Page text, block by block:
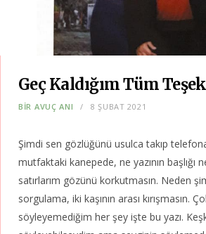
Geç Kaldığım Tüm
BIR AVUÇ ANI 8 ŞUBAT 2021
Şimdi sen gözlüğünü usulca takıp
mutfaktaki kanepede, ne yazının başlığı
satırlarım gözünü korkutmasın. Neden
sorgulama, iki kaşının arası kırışmasın.
söyleyemediğim her şey işte bu yazı.